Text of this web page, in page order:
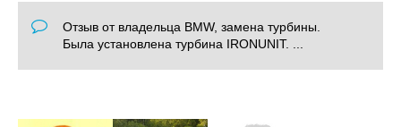
Отзыв от владельца BMW, замена турбины.
Была установлена турбина IRONUNIT. ...